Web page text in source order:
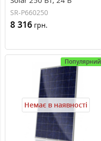
поликристаллическая
(SR-P660250)
SR-P660250
8 316 грн.
Популярний
Немає в наявності